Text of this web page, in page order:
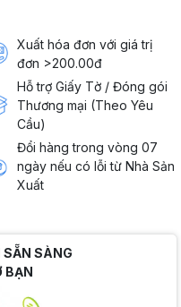
Xuất hóa đơn với giá trị
đơn >200.00đ
Hỗ trợ Giấy Tờ / Đóng gói
Thương mại (Theo Yêu
Cầu)
Đổi hàng trong vòng 07
ngày nếu có lỗi từ Nhà Sản
Xuất
SẴN SÀNG
BẠN